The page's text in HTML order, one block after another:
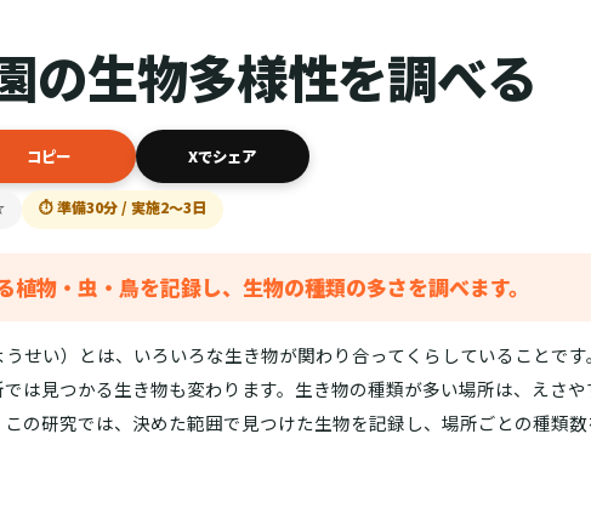
の生物多様性を調べる
コピー Xでシェア
⏱ 準備30分 / 実施2〜3日
植物・虫・鳥を記録し、生物の種類の多さを調べます。
せい）とは、いろいろな生き物が関わり合ってくらしていることで
は見つかる生き物も変わります。生き物の種類が多い場所は、えさ
の研究では、決めた範囲で見つけた生物を記録し、場所ごとの種類